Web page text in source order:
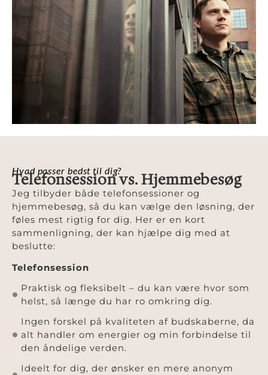
Hvad passer bedst til dig?
Telefonsession vs. Hjemmebesøg
Jeg tilbyder både telefonsessioner og
hjemmebesøg, så du kan vælge den løsning, der
føles mest rigtig for dig. Her er en kort
sammenligning, der kan hjælpe dig med at
beslutte:
Telefonsession
Praktisk og fleksibelt – du kan være hvor som
helst, så længe du har ro omkring dig.
Ingen forskel på kvaliteten af budskaberne, da
alt handler om energier og min forbindelse til
den åndelige verden.
Ideelt for dig, der ønsker en mere anonym